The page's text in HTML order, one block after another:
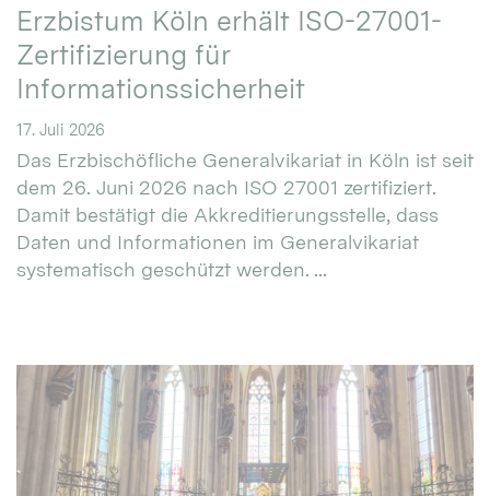
Erzbistum Köln erhält ISO-27001-
Zertifizierung für
Informationssicherheit
17. Juli 2026
Das Erzbischöfliche Generalvikariat in Köln ist seit
dem 26. Juni 2026 nach ISO 27001 zertifiziert.
Damit bestätigt die Akkreditierungsstelle, dass
Daten und Informationen im Generalvikariat
systematisch geschützt werden. ...